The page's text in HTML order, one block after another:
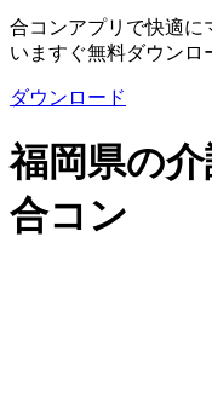
合コンアプリで快適に
いますぐ無料ダウンロ
ダウンロード
福岡県の
合コン